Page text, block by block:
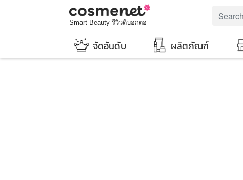
Smart Beauty รีวิวดีบอกต่อ
จัดอันดับ ผลิตภัณฑ์